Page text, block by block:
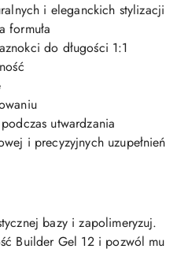
i eleganckich stylizacji
formuła
do długości 1:1
utwardzania
i precyzyjnych uzupełnień
bazy i zapolimeryzuj.
Builder Gel 12 i pozwól mu